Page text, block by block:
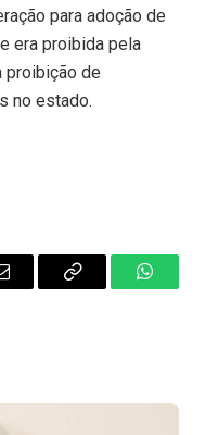
para adoção de
era proibida pela
proibição de
no estado.
Copy